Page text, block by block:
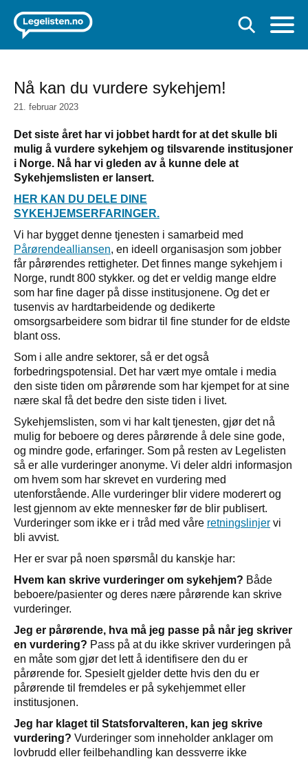
Nå kan du vurdere sykehjem!
21. februar 2023
Det siste året har vi jobbet hardt for at det skulle bli
mulig å vurdere sykehjem og tilsvarende institusjoner
i Norge. Nå har vi gleden av å kunne dele at
Sykehjemslisten er lansert.
HER KAN DU DELE DINE
SYKEHJEMSERFARINGER.
Vi har bygget denne tjenesten i samarbeid med
Pårørendealliansen, en ideell organisasjon som jobber
får pårørendes rettigheter. Det finnes mange sykehjem i
Norge, rundt 800 stykker. og det er veldig mange eldre
som har fine dager på disse institusjonene. Og det er
tusenvis av hardtarbeidende og dedikerte
omsorgsarbeidere som bidrar til fine stunder for de eldste
blant oss.
Som i alle andre sektorer, så er det også
forbedringspotensial. Det har vært mye omtale i media
den siste tiden om pårørende som har kjempet for at sine
nære skal få det bedre den siste tiden i livet.
Sykehjemslisten, som vi har kalt tjenesten, gjør det nå
mulig for beboere og deres pårørende å dele sine gode,
og mindre gode, erfaringer. Som på resten av Legelisten
så er alle vurderinger anonyme. Vi deler aldri informasjon
om hvem som har skrevet en vurdering med
utenforstående. Alle vurderinger blir videre moderert og
lest gjennom av ekte mennesker før de blir publisert.
Vurderinger som ikke er i tråd med våre retningslinjer vi
bli avvist.
Her er svar på noen spørsmål du kanskje har:
Hvem kan skrive vurderinger om sykehjem? Både
beboere/pasienter og deres nære pårørende kan skrive
vurderinger.
Jeg er pårørende, hva må jeg passe på når jeg skriver
en vurdering? Pass på at du ikke skriver vurderingen på
en måte som gjør det lett å identifisere den du er
pårørende for. Spesielt gjelder dette hvis den du er
pårørende til fremdeles er på sykehjemmet eller
institusjonen.
Jeg har klaget til Statsforvalteren, kan jeg skrive
vurdering? Vurderinger som inneholder anklager om
lovbrudd eller feilbehandling kan dessverre ikke